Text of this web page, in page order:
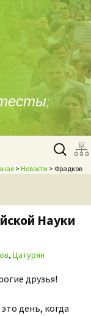
Найти:
> Новости > Фрадков
Науки
, Цатурян
друзья!
день, когда